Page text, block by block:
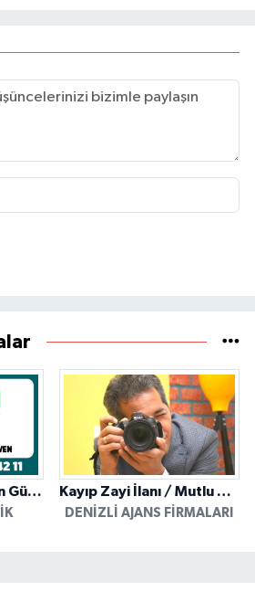
Denizli’de Temizliğin Güvenilir Adresi: Özkan Yerinde Yıkama Kayıp Zayi İlanı / Mutlu Ajans / Denizli
DENIZLI AJANS FIRMALARI